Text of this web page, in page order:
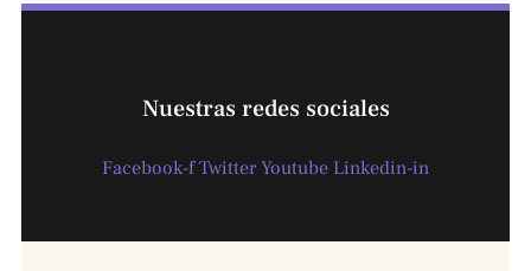
Nuestras redes sociales
Facebook-f Twitter Youtube Linkedin-in